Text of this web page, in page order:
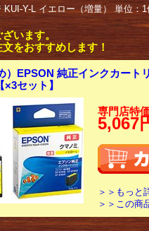
Y-L イエロー（増量） 単位：1
います。
をおすすめします！
）EPSON 純正インクカー
セット】
専門店特
5,067
＞＞もっと
＞＞この商